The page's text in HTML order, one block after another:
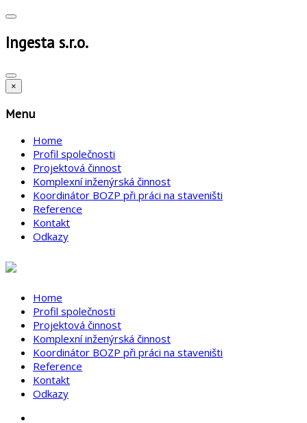
Ingesta s.r.o.
×
Menu
Home
Profil společnosti
Projektová činnost
Komplexní inženýrská činnost
Koordinátor BOZP při práci na staveništi
Reference
Kontakt
Odkazy
Home
Profil společnosti
Projektová činnost
Komplexní inženýrská činnost
Koordinátor BOZP při práci na staveništi
Reference
Kontakt
Odkazy